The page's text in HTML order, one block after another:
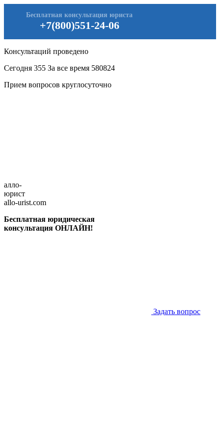
+7(800)551-24-06
Бесплатная консультация юриста
Консультаций проведено
Сегодня 355 За все время 580824
Прием вопросов круглосуточно
алло-
юрист
allo-urist.com
Бесплатная юридическая
консультация ОНЛАЙН!
Задать вопрос